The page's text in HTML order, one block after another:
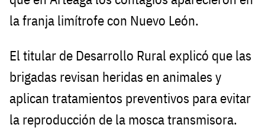
la franja limítrofe con Nuevo León.
El titular de Desarrollo Rural explicó que las
brigadas revisan heridas en animales y
aplican tratamientos preventivos para evitar
la reproducción de la mosca transmisora.